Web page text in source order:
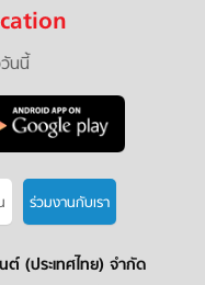
นนี้
ร่วมงานกับเรา
ต์ (ประเทศไทย) จำกัด